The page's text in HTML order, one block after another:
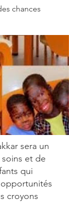
chances
sera un
et de
qui
croyons